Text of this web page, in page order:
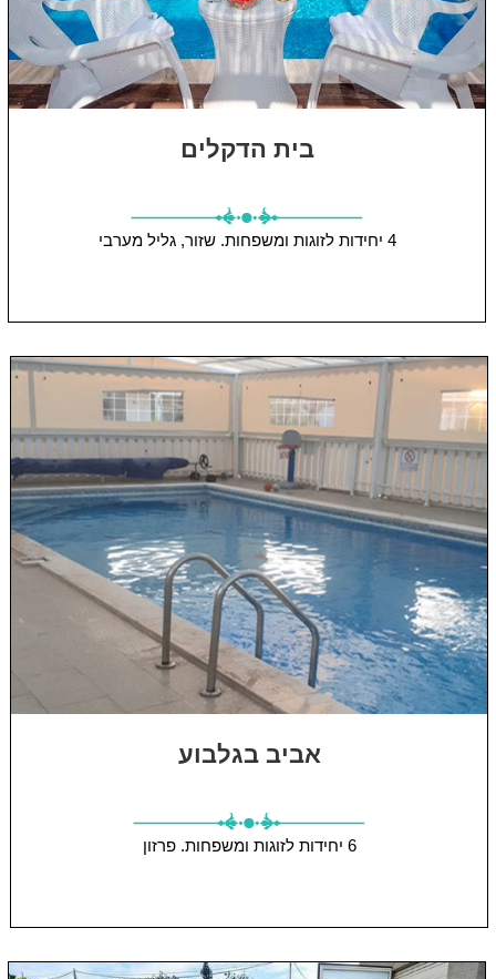
בית הדקלים
4 יחידות לזוגות ומשפחות. שזור, גליל מערבי
אביב בגלבוע
6 יחידות לזוגות ומשפחות. פרזון